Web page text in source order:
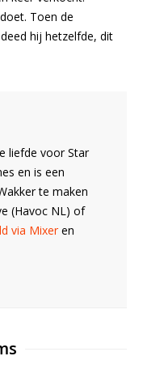
Toen de
hij hetzelfde, dit
liefde voor Star
en is een
te maken
(Havoc NL) of
via Mixeren